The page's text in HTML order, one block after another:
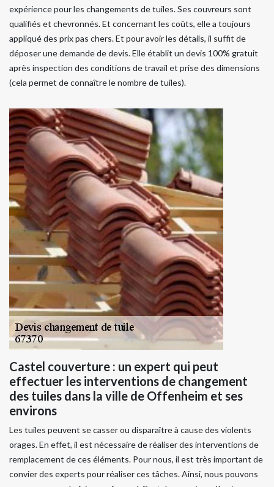
expérience pour les changements de tuiles. Ses couvreurs sont
qualifiés et chevronnés. Et concernant les coûts, elle a toujours
appliqué des prix pas chers. Et pour avoir les détails, il suffit de
déposer une demande de devis. Elle établit un devis 100% gratuit
après inspection des conditions de travail et prise des dimensions
(cela permet de connaître le nombre de tuiles).
Castel couverture : un expert qui peut
effectuer les interventions de changement
des tuiles dans la ville de Offenheim et ses
environs
Les tuiles peuvent se casser ou disparaître à cause des violents
orages. En effet, il est nécessaire de réaliser des interventions de
remplacement de ces éléments. Pour nous, il est très important de
convier des experts pour réaliser ces tâches. Ainsi, nous pouvons